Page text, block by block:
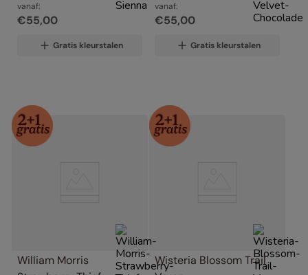
vanaf:
€55,00
Gratis kleurstalen
Chocolade
vanaf:
€55,00
Gratis kleurstalen
William Morris
Wisteria Blossom Trail